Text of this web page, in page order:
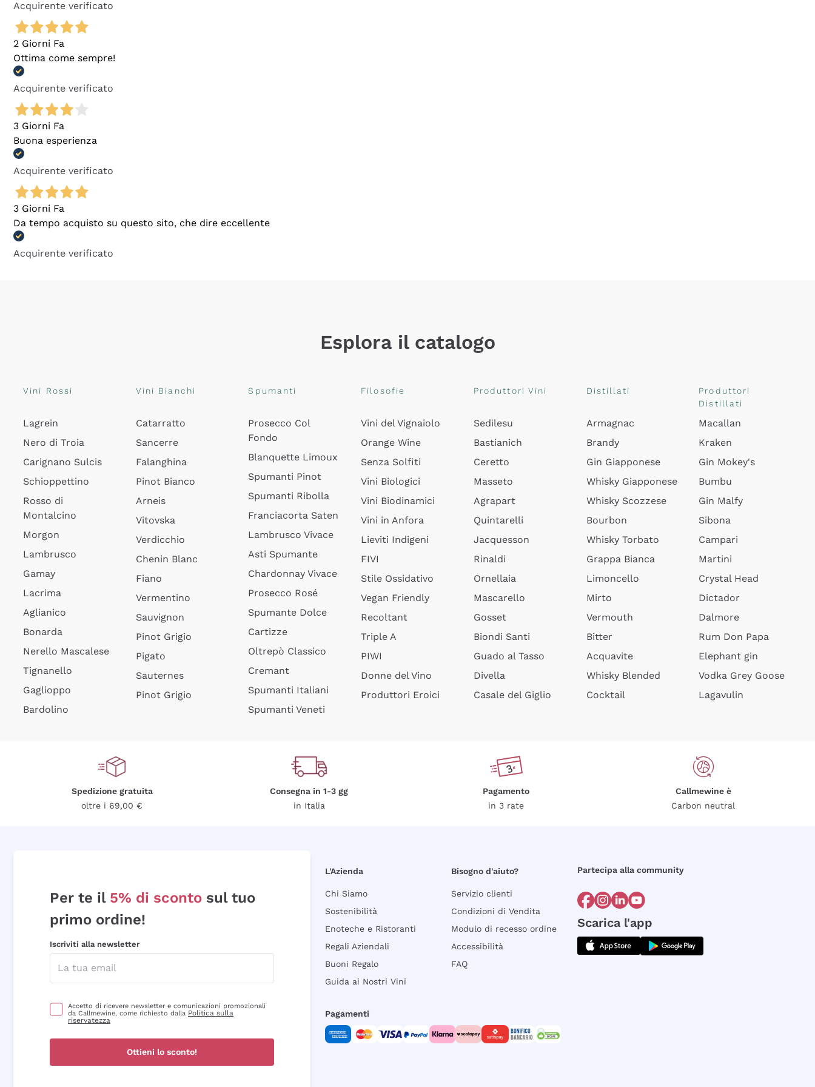
Acquirente verificato
2 Giorni Fa
Ottima come sempre!
Acquirente verificato
3 Giorni Fa
Buona esperienza
Acquirente verificato
3 Giorni Fa
Da tempo acquisto su questo sito, che dire eccellente
Acquirente verificato
Esplora il catalogo
Vini Rossi
Lagrein
Nero di Troia
Carignano Sulcis
Schioppettino
Rosso di
Montalcino
Morgon
Lambrusco
Gamay
Lacrima
Aglianico
Bonarda
Nerello Mascalese
Tignanello
Gaglioppo
Bardolino
Vini Bianchi
Catarratto
Sancerre
Falanghina
Pinot Bianco
Arneis
Vitovska
Verdicchio
Chenin Blanc
Fiano
Vermentino
Sauvignon
Pinot Grigio
Pigato
Sauternes
Pinot Grigio
Spumanti
Prosecco Col
Fondo
Blanquette Limoux
Spumanti Pinot
Spumanti Ribolla
Franciacorta Saten
Lambrusco Vivace
Asti Spumante
Chardonnay Vivace
Prosecco Rosé
Spumante Dolce
Cartizze
Oltrepò Classico
Cremant
Spumanti Italiani
Spumanti Veneti
Filosofie
Vini del Vignaiolo
Orange Wine
Senza Solfiti
Vini Biologici
Vini Biodinamici
Vini in Anfora
Lieviti Indigeni
FIVI
Stile Ossidativo
Vegan Friendly
Recoltant
Triple A
PIWI
Donne del Vino
Produttori Eroici
Produttori Vini
Sedilesu
Bastianich
Ceretto
Masseto
Agrapart
Quintarelli
Jacquesson
Rinaldi
Ornellaia
Mascarello
Gosset
Biondi Santi
Guado al Tasso
Divella
Casale del Giglio
Distillati
Armagnac
Brandy
Gin Giapponese
Whisky Giapponese
Whisky Scozzese
Bourbon
Whisky Torbato
Grappa Bianca
Limoncello
Mirto
Vermouth
Bitter
Acquavite
Whisky Blended
Cocktail
Produttori
Distillati
Macallan
Kraken
Gin Mokey's
Bumbu
Gin Malfy
Sibona
Campari
Martini
Crystal Head
Dictador
Dalmore
Rum Don Papa
Elephant gin
Vodka Grey Goose
Lagavulin
Spedizione gratuita
oltre i 69,00 €
Consegna in 1-3 gg
in Italia
Pagamento
in 3 rate
Callmewine è
Carbon neutral
Per te il 5% di sconto sul tuo
primo ordine!
Iscriviti alla newsletter
Accetto di ricevere newsletter e comunicazioni promozionali
da Callmewine, come richiesto dalla Politica sulla
riservatezza
Ottieni lo sconto!
L'Azienda
Chi Siamo
Sostenibilità
Enoteche e Ristoranti
Regali Aziendali
Buoni Regalo
Guida ai Nostri Vini
Bisogno d'aiuto?
Servizio clienti
Condizioni di Vendita
Modulo di recesso ordine
Accessibilità
FAQ
Partecipa alla community
Scarica l'app
Pagamenti